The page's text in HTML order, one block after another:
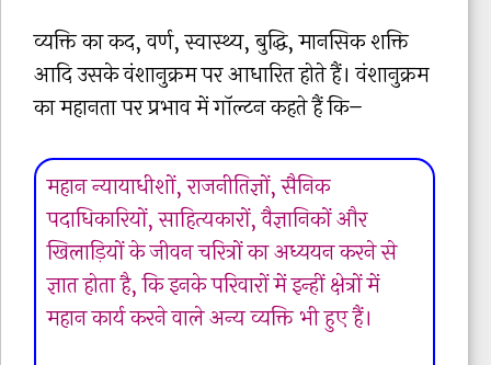
व्यक्ति का कद, वर्ण, स्वास्थ्य, बुद्धि, मानसिक शक्ति
आदि उसके वंशानुक्रम पर आधारित होते हैं। वंशानुक्रम
का महानता पर प्रभाव में गॉल्टन कहते हैं कि–
महान न्यायाधीशों, राजनीतिज्ञों, सैनिक
पदाधिकारियों, साहित्यकारों, वैज्ञानिकों और
खिलाड़ियों के जीवन चरित्रों का अध्ययन करने से
ज्ञात होता है, कि इनके परिवारों में इन्हीं क्षेत्रों में
महान कार्य करने वाले अन्य व्यक्ति भी हुए हैं।